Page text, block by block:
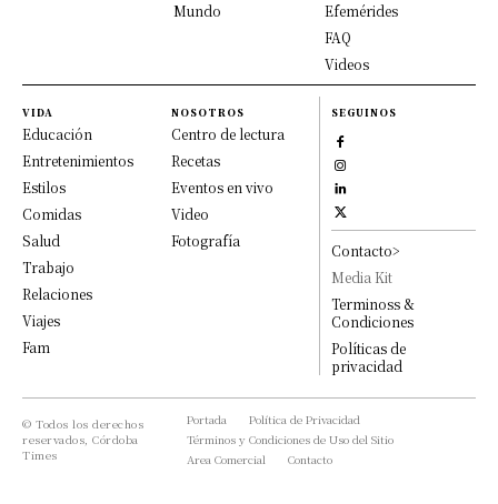
Mundo
Efemérides
FAQ
Videos
VIDA
Educación
Entretenimientos
Estilos
Comidas
Salud
Trabajo
Relaciones
Viajes
Fam
NOSOTROS
Centro de lectura
Recetas
Eventos en vivo
Video
Fotografía
SEGUINOS
Contacto>
Media Kit
Terminoss &
Condiciones
Políticas de
privacidad
© Todos los derechos
reservados, Córdoba
Times
Portada
Política de Privacidad
Términos y Condiciones de Uso del Sitio
Area Comercial
Contacto